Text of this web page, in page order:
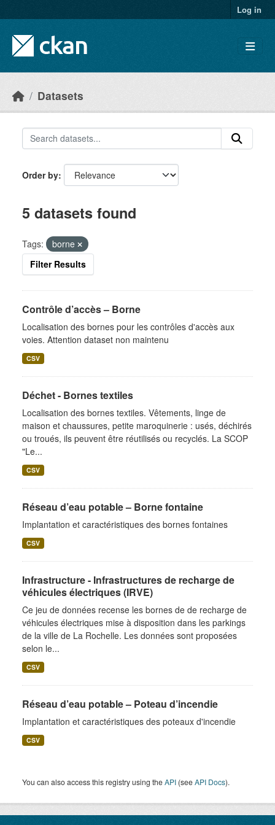
Log in
Datasets
Order by
5 datasets found
Tags:
borne
Filter Results
Contrôle d’accès – Borne
Localisation des bornes pour les contrôles d'accès aux
voies. Attention dataset non maintenu
CSV
Déchet - Bornes textiles
Localisation des bornes textiles. Vêtements, linge de
maison et chaussures, petite maroquinerie : usés, déchirés
ou troués, ils peuvent être réutilisés ou recyclés. La SCOP
"Le...
CSV
Réseau d’eau potable – Borne fontaine
Implantation et caractéristiques des bornes fontaines
CSV
Infrastructure - Infrastructures de recharge de
véhicules électriques (IRVE)
Ce jeu de données recense les bornes de de recharge de
véhicules électriques mise à disposition dans les parkings
de la ville de La Rochelle. Les données sont proposées
selon le...
CSV
Réseau d’eau potable – Poteau d’incendie
Implantation et caractéristiques des poteaux d'incendie
CSV
You can also access this registry using theAPI (seeAPI Docs).